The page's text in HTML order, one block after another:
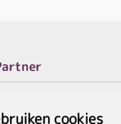
cookies